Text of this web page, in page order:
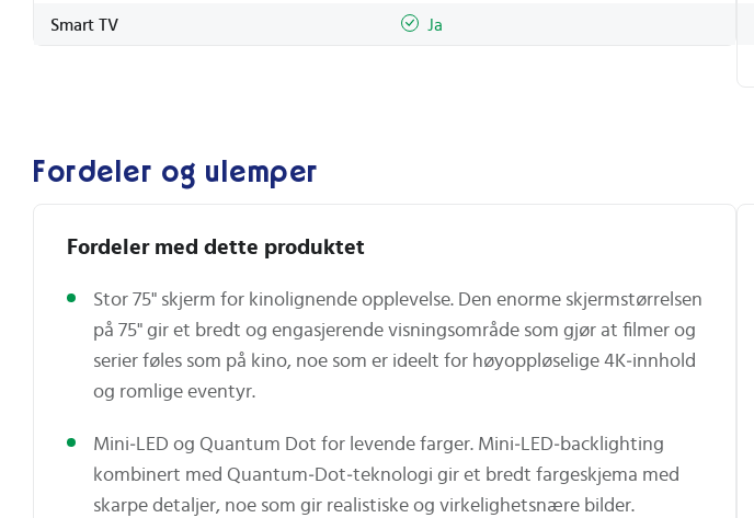
Smart TV Ja
Fordeler og ulemper
Fordeler med dette produktet
Stor 75" skjerm for kinolignende opplevelse. Den enorme skjermstørrelsen
på 75" gir et bredt og engasjerende visningsområde som gjør at filmer og
serier føles som på kino, noe som er ideelt for høyoppløselige 4K‑innhold
og romlige eventyr.
Mini‑LED og Quantum Dot for levende farger. Mini‑LED‑backlighting
kombinert med Quantum‑Dot‑teknologi gir et bredt fargeskjema med
skarpe detaljer, noe som gir realistiske og virkelighetsnære bilder.